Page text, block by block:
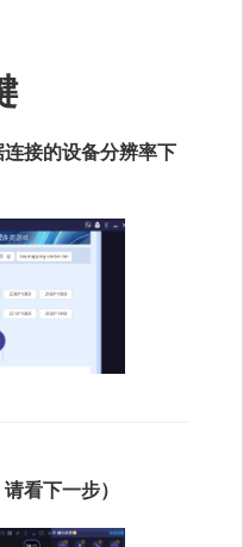
接的设备分辨率下
看下一步）